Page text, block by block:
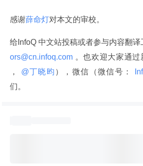
感谢薛命灯对本文的审校。
给InfoQ 中文站投稿或者参与内容翻译
ors@cn.infoq.com 。也欢迎大家通过
，
@丁晓昀 ），微信（微信号：
们。